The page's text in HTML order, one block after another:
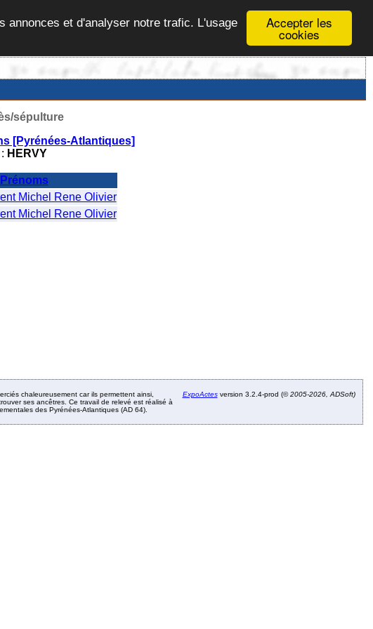
Accepter les
cookies
annonces et d'analyser notre trafic. L'usage
sépulture
[Pyrénées-Atlantiques]
HERVY
Prénoms
Michel Rene Olivier
Michel Rene Olivier
chaleureusement car ils permettent ainsi,
ses ancêtres. Ce travail de relevé est réalisé à
des Pyrénées-Atlantiques (AD 64).
ExpoActesversion 3.2.4-prod (©2005-2026, ADSoft)